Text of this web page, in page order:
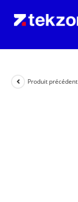
Produit précédent